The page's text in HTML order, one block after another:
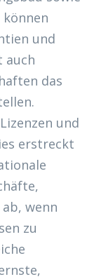
und
auch
das
und
erstreckt
wenn
zu